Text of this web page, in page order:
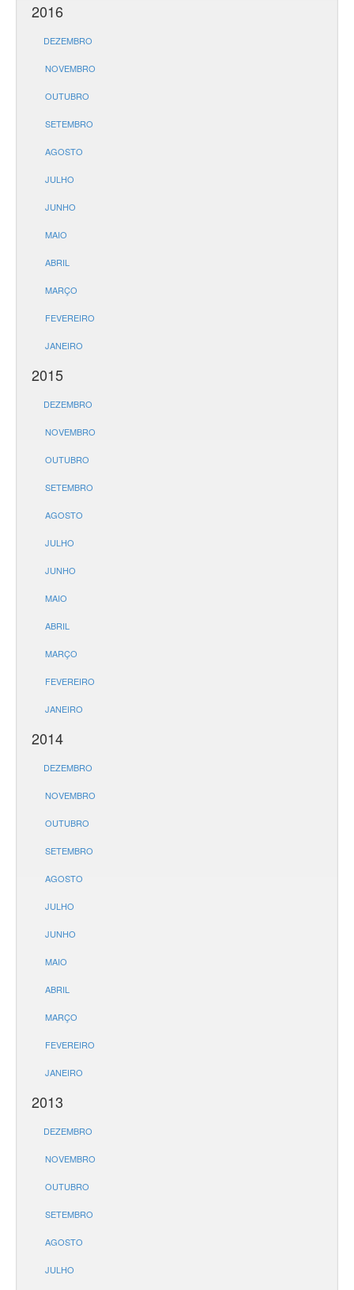
2016
DEZEMBRO
NOVEMBRO
OUTUBRO
SETEMBRO
AGOSTO
JULHO
JUNHO
MAIO
ABRIL
MARÇO
FEVEREIRO
JANEIRO
2015
DEZEMBRO
NOVEMBRO
OUTUBRO
SETEMBRO
AGOSTO
JULHO
JUNHO
MAIO
ABRIL
MARÇO
FEVEREIRO
JANEIRO
2014
DEZEMBRO
NOVEMBRO
OUTUBRO
SETEMBRO
AGOSTO
JULHO
JUNHO
MAIO
ABRIL
MARÇO
FEVEREIRO
JANEIRO
2013
DEZEMBRO
NOVEMBRO
OUTUBRO
SETEMBRO
AGOSTO
JULHO